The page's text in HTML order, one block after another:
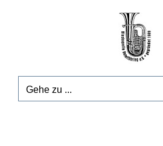
Gehe zu ...